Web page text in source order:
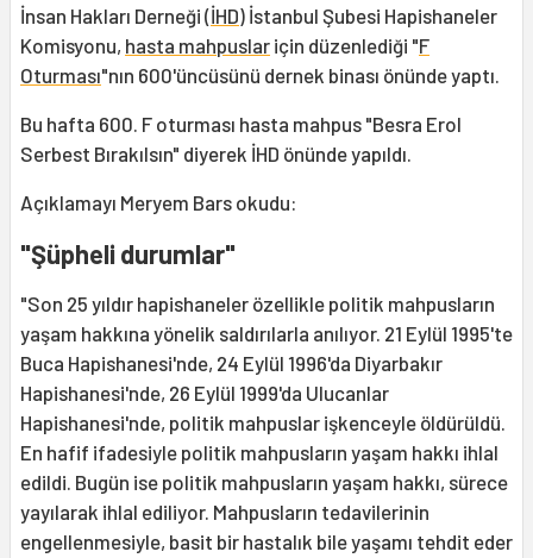
İnsan Hakları Derneği (İHD) İstanbul Şubesi Hapishaneler
Komisyonu, hasta mahpuslar için düzenlediği "F
Oturması"nın 600'üncüsünü dernek binası önünde yaptı.
Bu hafta 600. F oturması hasta mahpus "Besra Erol
Serbest Bırakılsın" diyerek İHD önünde yapıldı.
Açıklamayı Meryem Bars okudu:
"Şüpheli durumlar"
"Son 25 yıldır hapishaneler özellikle politik mahpusların
yaşam hakkına yönelik saldırılarla anılıyor. 21 Eylül 1995'te
Buca Hapishanesi'nde, 24 Eylül 1996'da Diyarbakır
Hapishanesi'nde, 26 Eylül 1999'da Ulucanlar
Hapishanesi'nde, politik mahpuslar işkenceyle öldürüldü.
En hafif ifadesiyle politik mahpusların yaşam hakkı ihlal
edildi. Bugün ise politik mahpusların yaşam hakkı, sürece
yayılarak ihlal ediliyor. Mahpusların tedavilerinin
engellenmesiyle, basit bir hastalık bile yaşamı tehdit eder